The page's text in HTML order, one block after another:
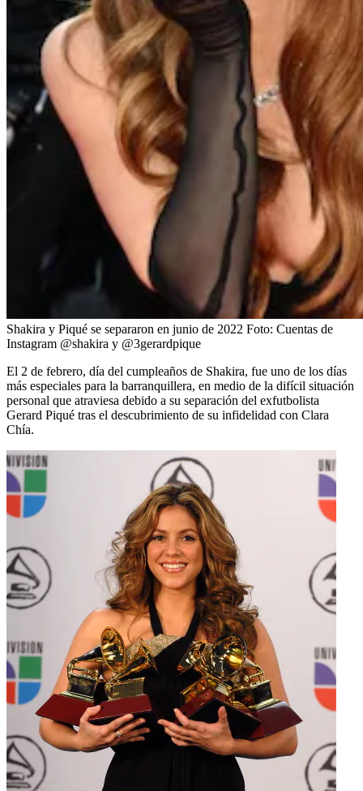
Shakira y Piqué se separaron en junio de 2022 Foto: Cuentas de
Instagram @shakira y @3gerardpique
El 2 de febrero, día del cumpleaños de Shakira, fue uno de los días
más especiales para la barranquillera, en medio de la difícil situación
personal que atraviesa debido a su separación del exfutbolista
Gerard Piqué tras el descubrimiento de su infidelidad con Clara
Chía.